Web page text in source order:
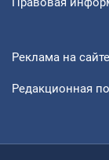
Реклама на сайте
Редакционная